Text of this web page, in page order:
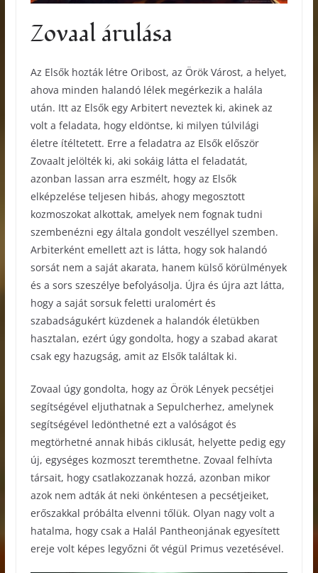
Zovaal árulása
Az Elsők hozták létre Oribost, az Örök Várost, a helyet,
ahova minden halandó lélek megérkezik a halála
után. Itt az Elsők egy Arbitert neveztek ki, akinek az
volt a feladata, hogy eldöntse, ki milyen túlvilági
életre ítéltetett. Erre a feladatra az Elsők először
Zovaalt jelölték ki, aki sokáig látta el feladatát,
azonban lassan arra eszmélt, hogy az Elsők
elképzelése teljesen hibás, ahogy megosztott
kozmoszokat alkottak, amelyek nem fognak tudni
szembenézni egy általa gondolt veszéllyel szemben.
Arbiterként emellett azt is látta, hogy sok halandó
sorsát nem a saját akarata, hanem külső körülmények
és a sors szeszélye befolyásolja. Újra és újra azt látta,
hogy a saját sorsuk feletti uralomért és
szabadságukért küzdenek a halandók életükben
hasztalan, ezért úgy gondolta, hogy a szabad akarat
csak egy hazugság, amit az Elsők találtak ki.
Zovaal úgy gondolta, hogy az Örök Lények pecsétjei
segítségével eljuthatnak a Sepulcherhez, amelynek
segítségével ledönthetné ezt a valóságot és
megtörhetné annak hibás ciklusát, helyette pedig egy
új, egységes kozmoszt teremthetne. Zovaal felhívta
társait, hogy csatlakozzanak hozzá, azonban mikor
azok nem adták át neki önkéntesen a pecsétjeiket,
erőszakkal próbálta elvenni tőlük. Olyan nagy volt a
hatalma, hogy csak a Halál Pantheonjának egyesített
ereje volt képes legyőzni őt végül Primus vezetésével.